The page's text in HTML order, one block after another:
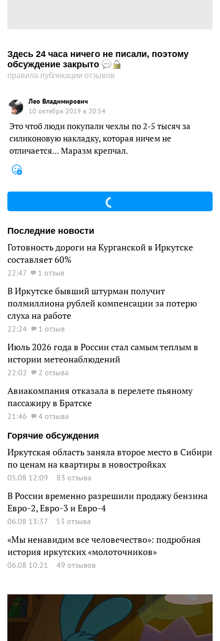
Здесь 24 часа ничего не писали, поэтому
обсуждение закрыто
правила публикации отзывов
Лео Владимирович
10 октября 2019 в 20:54
Это чтоб люди покупали чехлы по 2-5 тысяч за
силиконовую накладку, которая ничем не
отличается… Маразм крепчал.
Последние новости
Готовность дороги на Курганской в Иркутске
составляет 60%
22:47 1 отзыв
В Иркутске бывший штурман получит
полмиллиона рублей компенсации за потерю
слуха на работе
22:24 1 отзыв
Июль 2026 года в России стал самым теплым в
истории метеонаблюдений
22:02 2 отзыва
Авиакомпания отказала в перелете пьяному
пассажиру в Братске
21:46
4 отзыва
Горячие обсуждения
Иркутская область заняла второе место в Сибири
по ценам на квартиры в новостройках
05.08 12:09 83 отзыва
В России временно разрешили продажу бензина
Евро-2, Евро-3 и Евро-4
06.08 13:37 53 отзыва
«Мы ненавидим все человечество»: подробная
история иркутских «молоточников»
06.08 10:21 49 отзывов